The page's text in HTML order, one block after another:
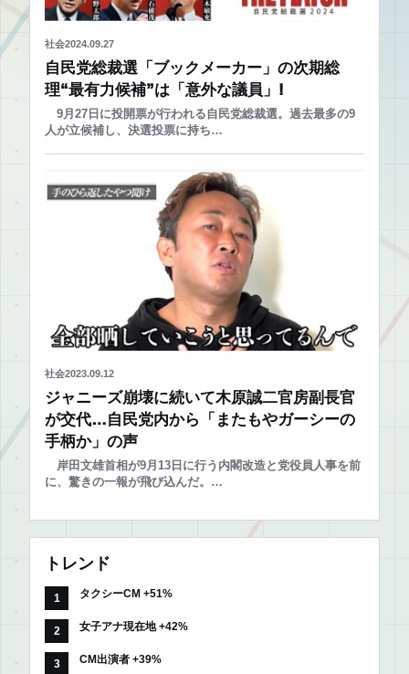
社会2024.09.27
自民党総裁選「ブックメーカー」の次期総
理“最有力候補”は「意外な議員」!
9月27日に投開票が行われる自民党総裁選。過去最多の9
人が立候補し、決選投票に持ち…
社会2023.09.12
ジャニーズ崩壊に続いて木原誠二官房副長官
が交代…自民党内から「またもやガーシーの
手柄か」の声
岸田文雄首相が9月13日に行う内閣改造と党役員人事を前
に、驚きの一報が飛び込んだ。…
トレンド
タクシーCM +51%
女子アナ現在地 +42%
CM出演者 +39%